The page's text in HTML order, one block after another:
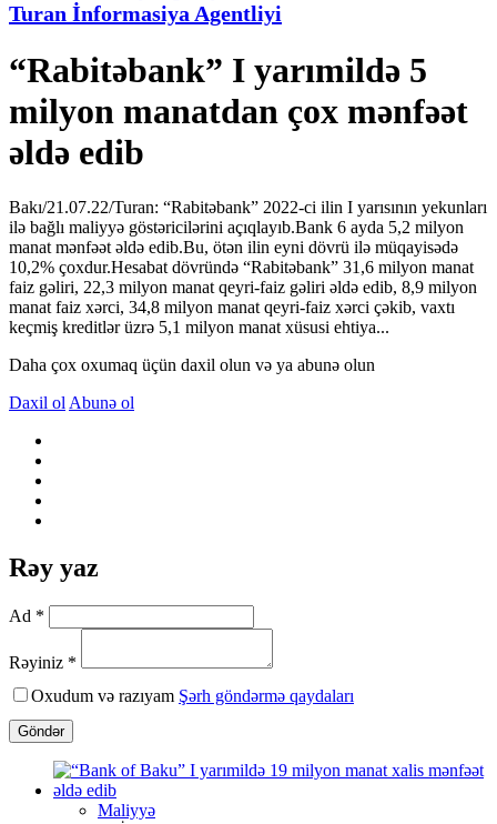
Turan İnformasiya Agentliyi
“Rabitəbank” I yarımildə 5
milyon manatdan çox mənfəət
əldə edib
Bakı/21.07.22/Turan: “Rabitəbank” 2022-ci ilin I yarısının yekunları
ilə bağlı maliyyə göstəricilərini açıqlayıb.Bank 6 ayda 5,2 milyon
manat mənfəət əldə edib.Bu, ötən ilin eyni dövrü ilə müqayisədə
10,2% çoxdur.Hesabat dövründə “Rabitəbank” 31,6 milyon manat
faiz gəliri, 22,3 milyon manat qeyri-faiz gəliri əldə edib, 8,9 milyon
manat faiz xərci, 34,8 milyon manat qeyri-faiz xərci çəkib, vaxtı
keçmiş kreditlər üzrə 5,1 milyon manat xüsusi ehtiya...
Daha çox oxumaq üçün daxil olun və ya abunə olun
Daxil ol Abunə ol
Rəy yaz
Ad *
Rəyiniz *
Oxudum və razıyam Şərh göndərmə qaydaları
Göndər
Maliyyə